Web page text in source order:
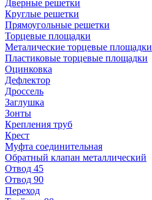
Дверные решетки
Круглые решетки
Прямоугольные решетки
Торцевые площадки
Металические торцевые площадки
Пластиковые торцевые площадки
Оцинковка
Дефлектор
Дроссель
Заглушка
Зонты
Крепления труб
Крест
Муфта соединительная
Обратный клапан металлический
Отвод 45
Отвод 90
Переход